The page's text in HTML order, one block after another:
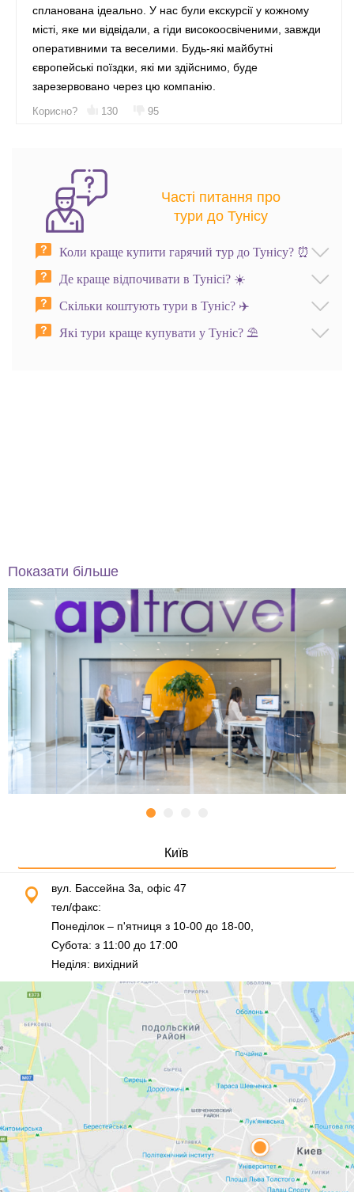
спланована ідеально. У нас були екскурсії у кожному
місті, яке ми відвідали, а гіди високоосвіченими, завжди
оперативними та веселими. Будь-які майбутні
європейські поїздки, які ми здійснимо, буде
зарезервовано через цю компанію.
Корисно? 130 95
Часті питання про
тури до Тунісу
Коли краще купити гарячий тур до Тунісу? ⏰️
Де краще відпочивати в Тунісі? ☀️
Скільки коштують тури в Туніс? ✈️
Які тури краще купувати у Туніс? ⛱️
Показати більше
Київ
вул. Бассейна 3а, офіс 47
тел/факс:
Понеділок – п'ятниця з 10-00 до 18-00,
Субота: з 11:00 до 17:00
Неділя: вихідний